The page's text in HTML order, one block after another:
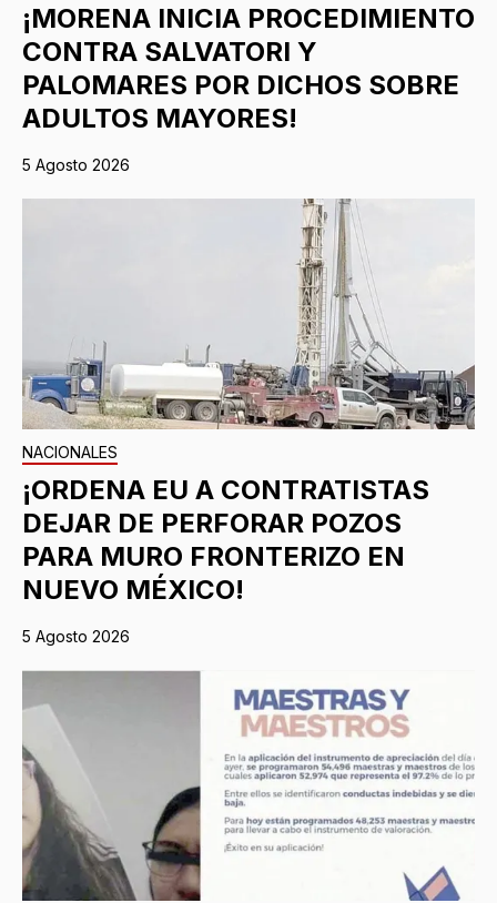
¡MORENA INICIA PROCEDIMIENTO
CONTRA SALVATORI Y
PALOMARES POR DICHOS SOBRE
ADULTOS MAYORES!
5 Agosto 2026
NACIONALES
¡ORDENA EU A CONTRATISTAS
DEJAR DE PERFORAR POZOS
PARA MURO FRONTERIZO EN
NUEVO MÉXICO!
5 Agosto 2026